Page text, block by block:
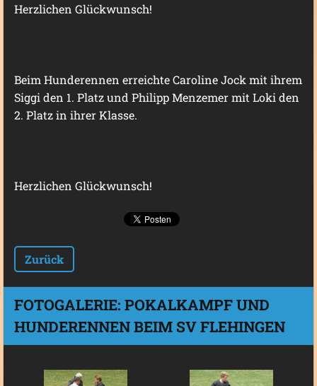
Herzlichen Glückwunsch!
Beim Hunderennen erreichte Caroline Jock mit ihrem
Siggi den 1. Platz und Philipp Menzemer mit Loki den
2. Platz in ihrer Klasse.
Herzlichen Glückwunsch!
Zurück
FOTOGALERIE: POKALKAMPF UND
HUNDERENNEN BEIM SV FLEHINGEN